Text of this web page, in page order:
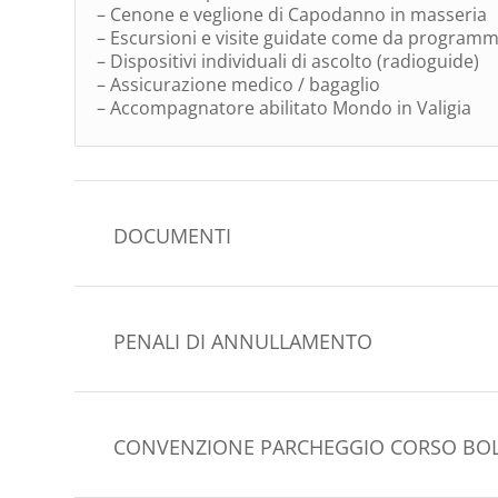
– Cenone e veglione di Capodanno in masseria
– Escursioni e visite guidate come da
– Dispositivi individuali di ascolto (radioguide)
– Assicurazione medico / bagaglio
– Accompagnatore abilitato Mondo in Valigia
DOCUMENTI
PENALI DI ANNULLAMENTO
CONVENZIONE PARCHEGGIO CORSO